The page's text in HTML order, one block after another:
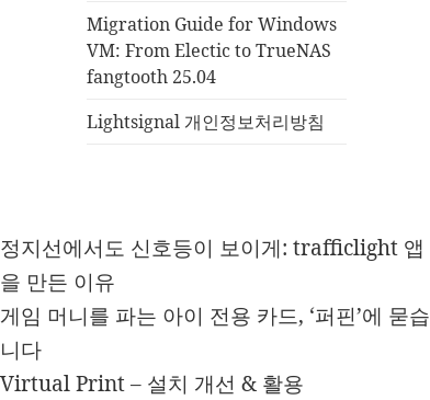
Migration Guide for Windows
VM: From Electic to TrueNAS
fangtooth 25.04
Lightsignal 개인정보처리방침
정지선에서도 신호등이 보이게: trafficlight 앱
을 만든 이유
게임 머니를 파는 아이 전용 카드, ‘퍼핀’에 묻습
니다
Virtual Print – 설치 개선 & 활용